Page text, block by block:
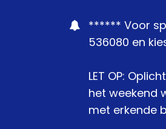
****** Voor
536080 en
LET OP:
het weekend
met erkende